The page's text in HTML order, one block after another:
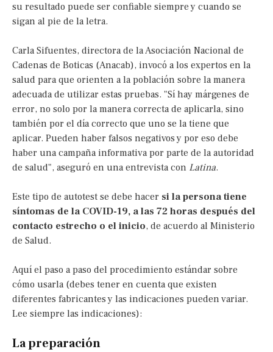
su resultado puede ser confiable siempre y cuando se
sigan al pie de la letra.
Carla Sifuentes, directora de la Asociación Nacional de
Cadenas de Boticas (Anacab), invocó a los expertos en la
salud para que orienten a la población sobre la manera
adecuada de utilizar estas pruebas. "Sí hay márgenes de
error, no solo por la manera correcta de aplicarla, sino
también por el día correcto que uno se la tiene que
aplicar. Pueden haber falsos negativos y por eso debe
haber una campaña informativa por parte de la autoridad
de salud", aseguró en una entrevista con Latina.
Este tipo de autotest se debe hacer si la persona tiene
síntomas de la COVID-19, a las 72 horas después del
contacto estrecho o el inicio, de acuerdo al Ministerio
de Salud.
Aquí el paso a paso del procedimiento estándar sobre
cómo usarla (debes tener en cuenta que existen
diferentes fabricantes y las indicaciones pueden variar.
Lee siempre las indicaciones):
La preparación